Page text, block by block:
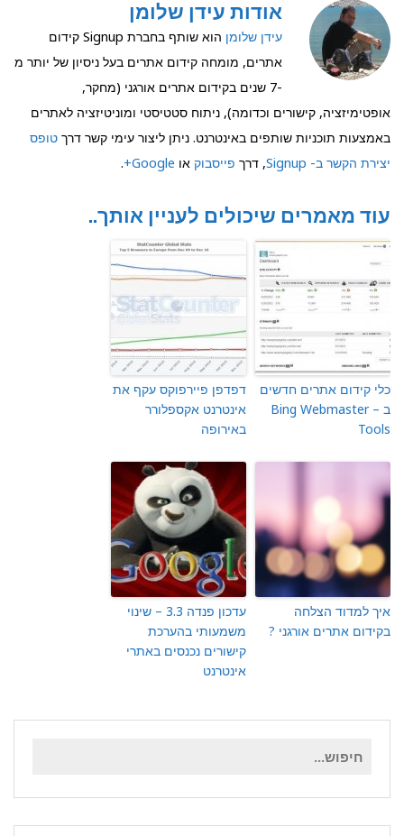
אודות עידן שלומן
עידן שלומן
הוא שותף בחברת Signup קידום
אתרים, מומחה קידום אתרים בעל ניסיון של יותר מ
-7 שנים בקידום אתרים אורגני (מחקר,
אופטימיזציה, קישורים וכדומה), ניתוח סטטיסטי ומוניטיזציה לאתרים
באמצעות תוכניות שותפים באינטרנט. ניתן ליצור עימי קשר דרך טופס
יצירת הקשר ב- Signup
, דרך פייסבוק או Google+
.
עוד מאמרים שיכולים לעניין אותך..
כלי קידום אתרים חדשים
ב – Bing Webmaster
Tools
דפדפן פיירפוקס עקף את
אינטרנט אקספלורר
באירופה
איך למדוד הצלחה
בקידום אתרים אורגני ?
עדכון פנדה 3.3 – שינוי
משמעותי בהערכת
קישורים נכנסים באתרי
אינטרנט